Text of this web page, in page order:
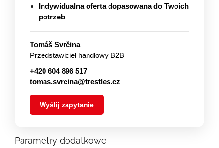
Indywidualna oferta dopasowana do Twoich
potrzeb
Tomáš Svrčina
Przedstawiciel handlowy B2B
+420 604 896 517
tomas.svrcina@trestles.cz
Wyślij zapytanie
Parametry dodatkowe